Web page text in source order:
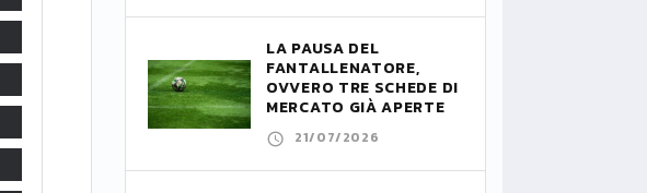
LA PAUSA DEL
FANTALLENATORE,
OVVERO TRE SCHEDE DI
MERCATO GIÀ APERTE
21/07/2026